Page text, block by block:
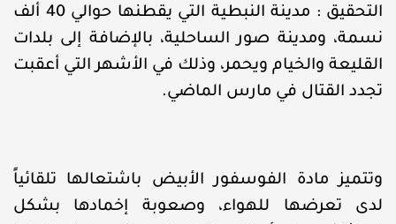
التحقيق : مدينة النبطية التي يقطنها حوالي 40 ألف
نسمة، ومدينة صور الساحلية، بالإضافة إلى بلدات
القليعة والخيام ويحمر، وذلك في الأشهر التي أعقبت
تجدد القتال في مارس الماضي.
وتتميز مادة الفوسفور الأبيض باشتعالها تلقائياً
لدى تعرضها للهواء، وصعوبة إخمادها بشكل